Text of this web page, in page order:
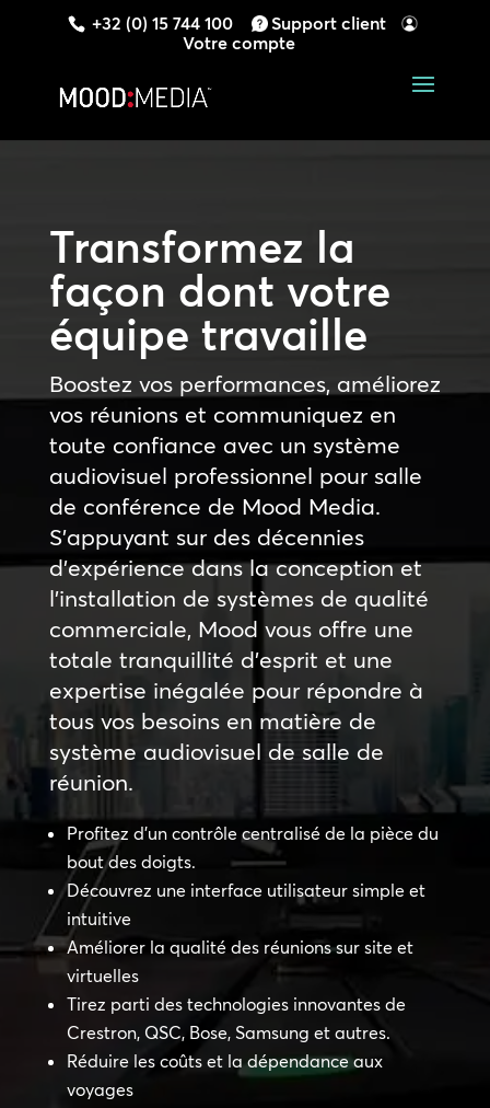
+32 (0) 15 744 100
Support client
Votre compte
Transformez la
façon dont votre
équipe travaille
Boostez vos performances, améliorez
vos réunions et communiquez en
toute confiance avec un système
audiovisuel professionnel pour salle
de conférence de Mood Media.
S’appuyant sur des décennies
d’expérience dans la conception et
l’installation de systèmes de qualité
commerciale, Mood vous offre une
totale tranquillité d’esprit et une
expertise inégalée pour répondre à
tous vos besoins en matière de
système audiovisuel de salle de
réunion.
Profitez d’un contrôle centralisé de la pièce du
bout des doigts.
Découvrez une interface utilisateur simple et
intuitive
Améliorer la qualité des réunions sur site et
virtuelles
Tirez parti des technologies innovantes de
Crestron, QSC, Bose, Samsung et autres.
Réduire les coûts et la dépendance aux
voyages